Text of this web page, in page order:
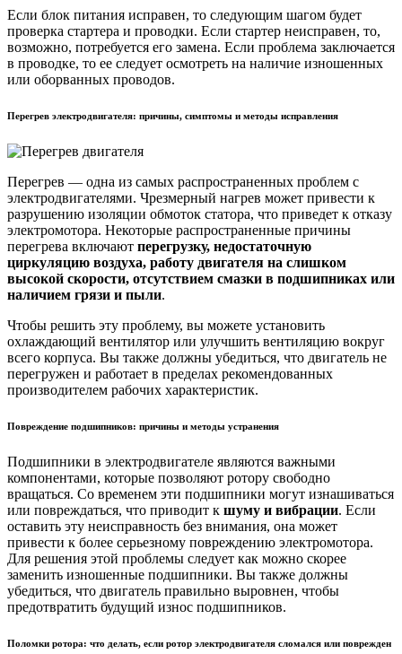
Если блок питания исправен, то следующим шагом будет
проверка стартера и проводки. Если стартер неисправен, то,
возможно, потребуется его замена. Если проблема заключается
в проводке, то ее следует осмотреть на наличие изношенных
или оборванных проводов.
Перегрев электродвигателя: причины, симптомы и методы исправления
Перегрев — одна из самых распространенных проблем с
электродвигателями. Чрезмерный нагрев может привести к
разрушению изоляции обмоток статора, что приведет к отказу
электромотора. Некоторые распространенные причины
перегрева включают перегрузку, недостаточную
циркуляцию воздуха, работу двигателя на слишком
высокой скорости, отсутствием смазки в подшипниках или
наличием грязи и пыли.
Чтобы решить эту проблему, вы можете установить
охлаждающий вентилятор или улучшить вентиляцию вокруг
всего корпуса. Вы также должны убедиться, что двигатель не
перегружен и работает в пределах рекомендованных
производителем рабочих характеристик.
Повреждение подшипников: причины и методы устранения
Подшипники в электродвигателе являются важными
компонентами, которые позволяют ротору свободно
вращаться. Со временем эти подшипники могут изнашиваться
или повреждаться, что приводит к шуму и вибрации. Если
оставить эту неисправность без внимания, она может
привести к более серьезному повреждению электромотора.
Для решения этой проблемы следует как можно скорее
заменить изношенные подшипники. Вы также должны
убедиться, что двигатель правильно выровнен, чтобы
предотвратить будущий износ подшипников.
Поломки ротора: что делать, если ротор электродвигателя сломался или поврежден